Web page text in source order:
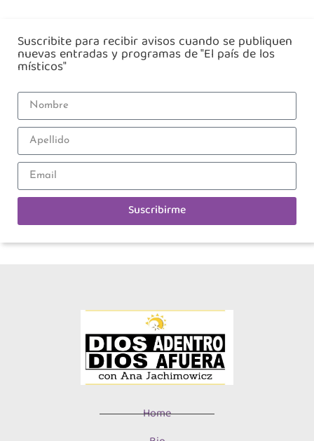
Suscribite para recibir avisos cuando se publiquen
nuevas entradas y programas de "El país de los
místicos"
Suscribirme
Home